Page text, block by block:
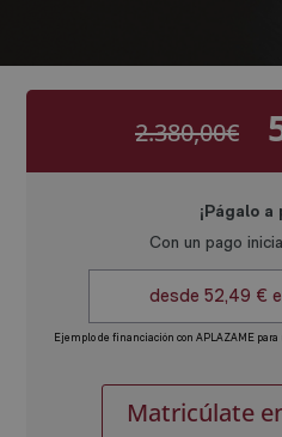
2.380,00€
era:
enMatricúlate